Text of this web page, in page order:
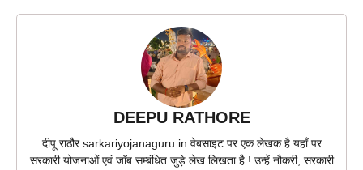
DEEPU RATHORE
दीपू राठौर sarkariyojanaguru.in वेबसाइट पर एक लेखक है यहाँ पर
सरकारी योजनाओं एवं जॉब सम्बंधित जुड़े लेख लिखता है ! उन्हें नौकरी, सरकारी